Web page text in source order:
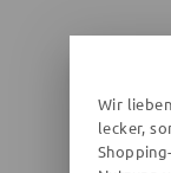
Wir
lecker,